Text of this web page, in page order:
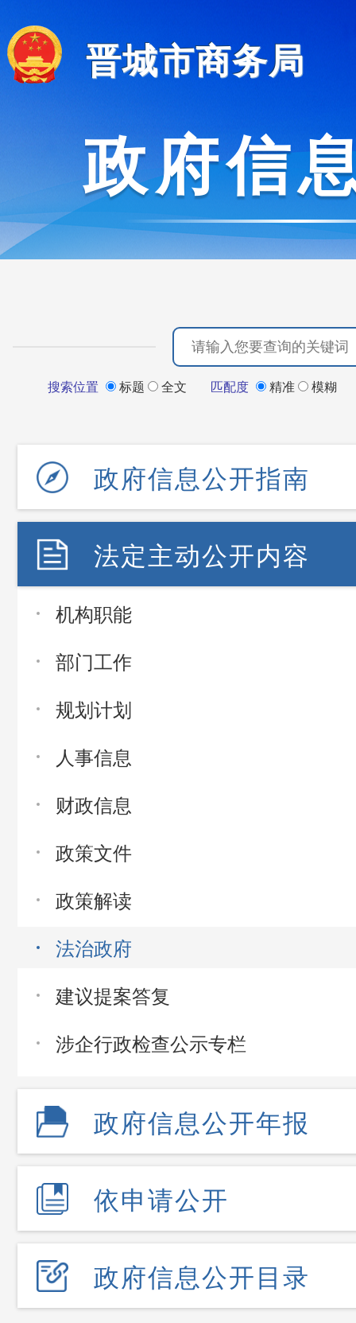
晋城市商务局
政府信
搜索位置 标题 全文 匹配度 精准 模糊
政府信息公开指南
法定主动公开内容
机构职能
部门工作
规划计划
人事信息
财政信息
政策文件
政策解读
法治政府
建议提案答复
涉企行政检查公示专栏
政府信息公开年报
依申请公开
政府信息公开目录